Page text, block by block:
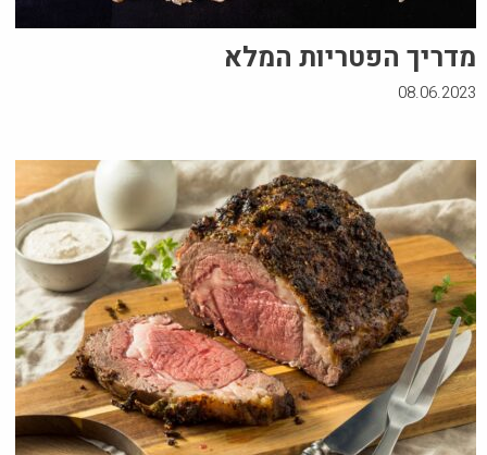
מדריך הפטריות המלא
08.06.2023